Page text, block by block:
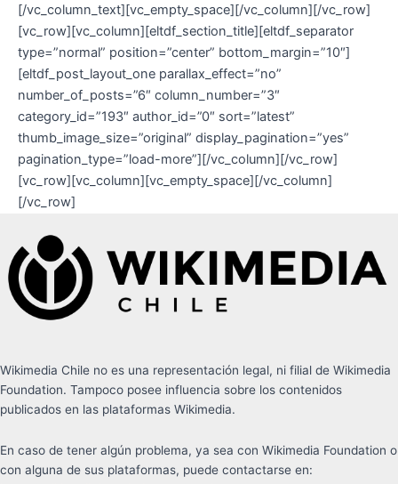
[/vc_column_text][vc_empty_space][/vc_column][/vc_row]
[vc_row][vc_column][eltdf_section_title][eltdf_separator
type=”normal” position=”center” bottom_margin=”10″]
[eltdf_post_layout_one parallax_effect=”no”
number_of_posts=”6″ column_number=”3″
category_id=”193″ author_id=”0″ sort=”latest”
thumb_image_size=”original” display_pagination=”yes”
pagination_type=”load-more”][/vc_column][/vc_row]
[vc_row][vc_column][vc_empty_space][/vc_column]
[/vc_row]
Wikimedia Chile no es una representación legal, ni filial de Wikimedia
Foundation. Tampoco posee influencia sobre los contenidos
publicados en las plataformas Wikimedia.
En caso de tener algún problema, ya sea con Wikimedia Foundation o
con alguna de sus plataformas, puede contactarse en: